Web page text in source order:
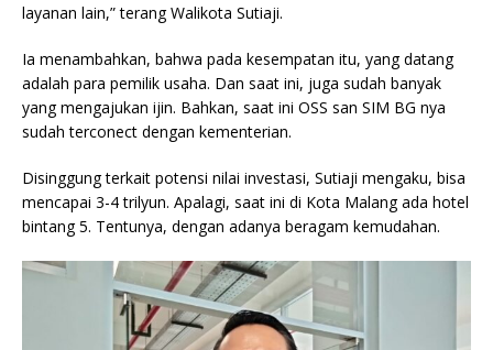
layanan lain,” terang Walikota Sutiaji.
Ia menambahkan, bahwa pada kesempatan itu, yang datang
adalah para pemilik usaha. Dan saat ini, juga sudah banyak
yang mengajukan ijin. Bahkan, saat ini OSS san SIM BG nya
sudah terconect dengan kementerian.
Disinggung terkait potensi nilai investasi, Sutiaji mengaku, bisa
mencapai 3-4 trilyun. Apalagi, saat ini di Kota Malang ada hotel
bintang 5. Tentunya, dengan adanya beragam kemudahan.